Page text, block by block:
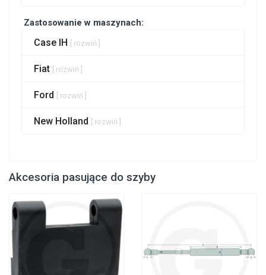
Zastosowanie w maszynach:
Case IH [ rozwiń ]
Fiat [ rozwiń ]
Ford [ rozwiń ]
New Holland [ rozwiń ]
Akcesoria pasujące do szyby